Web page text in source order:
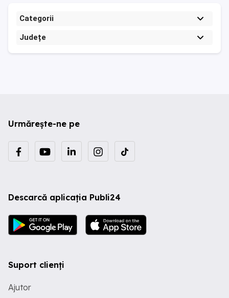
Categorii
Județe
Urmărește-ne pe
Descarcă aplicația Publi24
Suport clienți
Ajutor